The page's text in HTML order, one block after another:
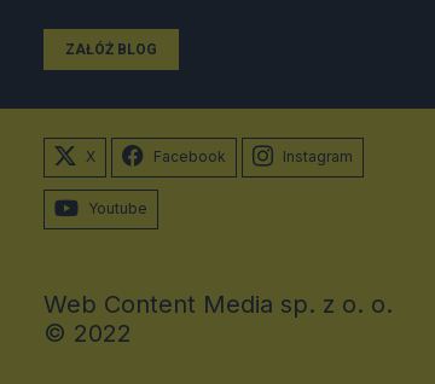
ZAŁÓŻ BLOG
X Facebook Instagram
Youtube
Web Content Media sp. z o. o.
© 2022